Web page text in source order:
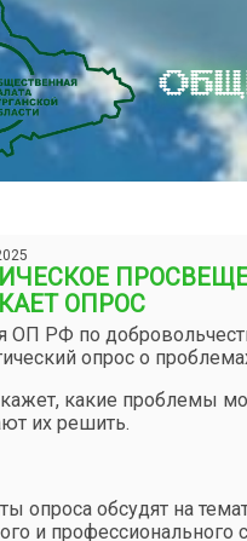
ОПРОС
ОП РФ по
опрос о
какие проблемы
их решить.
опроса обсудят на
и профессионального